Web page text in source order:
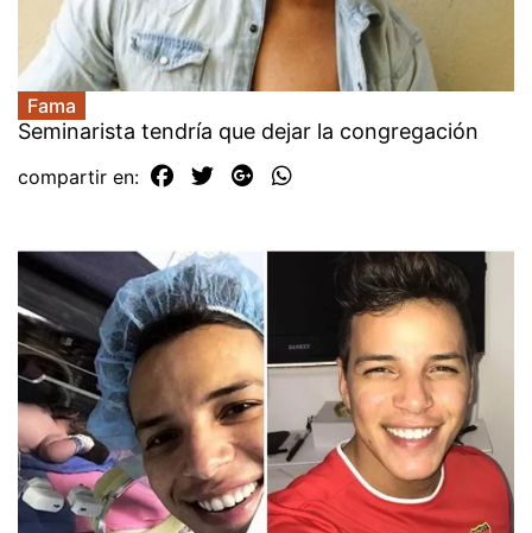
Fama
Seminarista tendría que dejar la congregación
compartir en: